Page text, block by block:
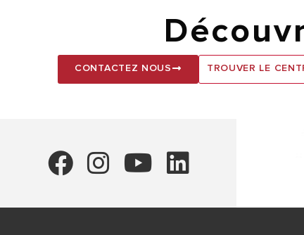
CONTACTEZ NOUS TROUVER LE